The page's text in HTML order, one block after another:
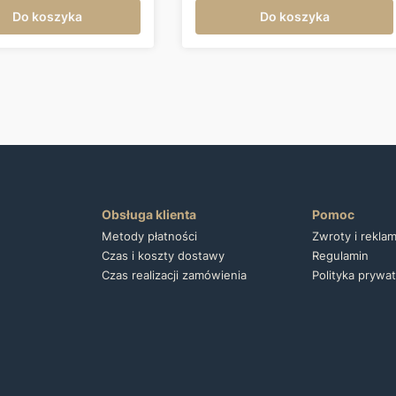
Do koszyka Do koszyka
Obsługa klienta
Metody płatności
Czas i koszty dostawy
Czas realizacji zamówienia
Pomoc
Zwroty i
Regulamin
Polityka